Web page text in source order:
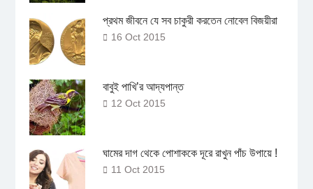
প্রথম জীবনে যে সব চাকুরী করতেন নোবেল বিজয়ীরা
16 Oct 2015
বাবুই পাখি’র আদ্যপান্ত
12 Oct 2015
ঘামের দাগ থেকে পোশাককে দূরে রাখুন পাঁচ উপায়ে !
11 Oct 2015